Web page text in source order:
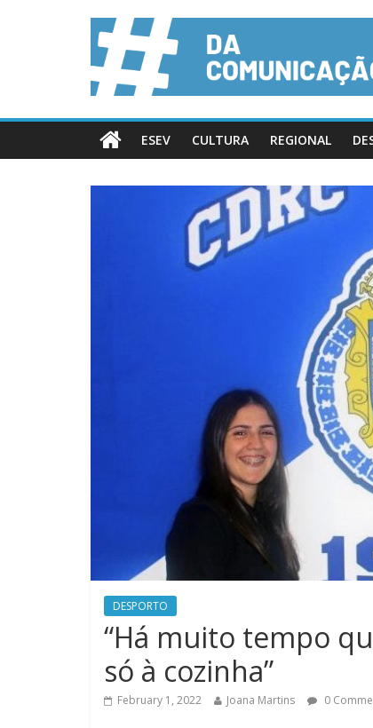
ESEV CULTURA REGIONAL
DESPORTO
“Há muito tempo
só à cozinha”
February 1, 2022 Joana Martins 0